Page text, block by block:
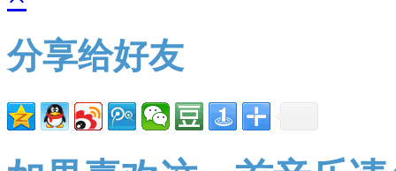
分享给好友